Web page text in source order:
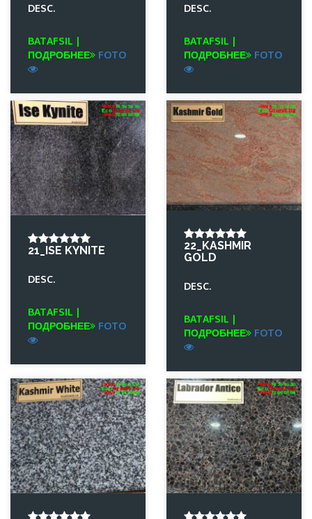
DESC.
BATAFSIL |
ПОДРОБНЕЕ
FOTO
DESC.
BATAFSIL |
ПОДРОБНЕЕ
FOTO
21_ISE KYNITE
DESC.
BATAFSIL |
ПОДРОБНЕЕ
FOTO
22_KASHMIR
GOLD
DESC.
BATAFSIL |
ПОДРОБНЕЕ
FOTO